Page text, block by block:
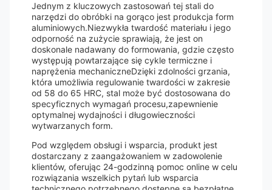
Jednym z kluczowych zastosowań tej stali do
narzędzi do obróbki na gorąco jest produkcja form
aluminiowych.Niezwykła twardość materiału i jego
odporność na zużycie sprawiają, że jest on
doskonale nadawany do formowania, gdzie często
występują powtarzające się cykle termiczne i
naprężenia mechaniczneDzięki zdolności grzania,
która umożliwia regulowanie twardości w zakresie
od 58 do 65 HRC, stal może być dostosowana do
specyficznych wymagań procesu,zapewnienie
optymalnej wydajności i długowieczności
wytwarzanych form.
Pod względem obsługi i wsparcia, produkt jest
dostarczany z zaangażowaniem w zadowolenie
klientów, oferując 24-godzinną pomoc online w celu
rozwiązania wszelkich pytań lub wsparcia